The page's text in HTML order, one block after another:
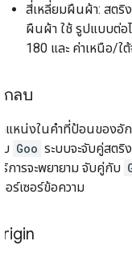
สี่เหลี่ยมผืนผ้า: สตริ
ผืนผ้า ใช้ รูปแบบต่อ
180 และ ค่าเหนือ/ใ
หักลบ
ตำแหน่งในคำที่ป้อนของอั
กับ Goo ระบบจะจับคู่สต
บริการจะพยายาม จับคู่กับ
เคอร์เซอร์ข้อความ
origin